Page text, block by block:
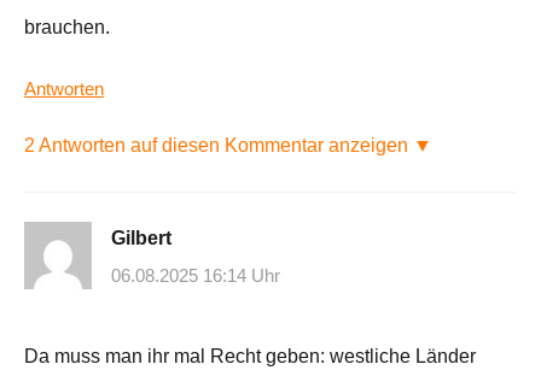
brauchen.
Antworten
2 Antworten auf diesen Kommentar anzeigen ▼
Gilbert
06.08.2025 16:14 Uhr
Da muss man ihr mal Recht geben: westliche Länder